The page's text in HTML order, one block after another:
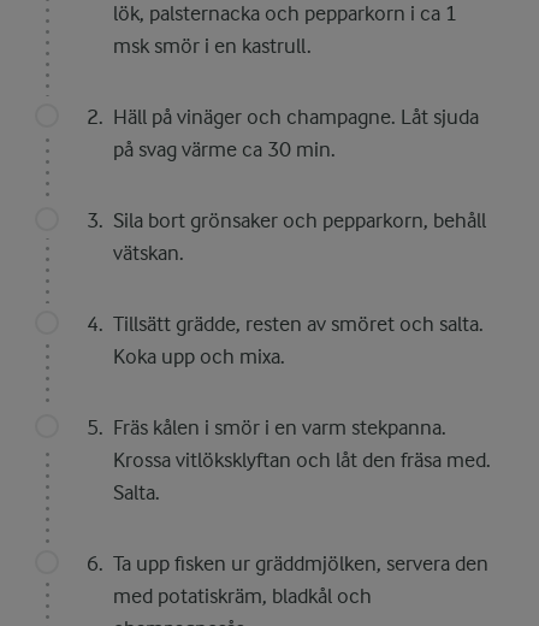
lök, palsternacka och pepparkorn i ca 1
msk smör i en kastrull.
Häll på vinäger och champagne. Låt sjuda
på svag värme ca 30 min.
Sila bort grönsaker och pepparkorn, behåll
vätskan.
Tillsätt grädde, resten av smöret och salta.
Koka upp och mixa.
Fräs kålen i smör i en varm stekpanna.
Krossa vitlöksklyftan och låt den fräsa med.
Salta.
Ta upp fisken ur gräddmjölken, servera den
med potatiskräm, bladkål och